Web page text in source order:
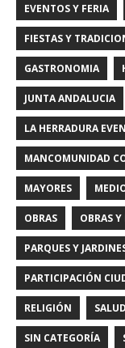
EVENTOS Y FERIA
FIESTAS Y
GASTRONOMIA
JUNTA ANDALUCIA
LA HERRADURA
MANCOMUNIDAD
MAYORES
OBRAS OBRAS
PARQUES Y
PARTICIPACIÓN
RELIGIÓN SALUD
SIN CATEGORÍA